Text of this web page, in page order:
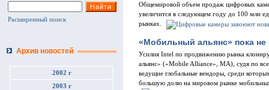
Расширенный поиск
Архив новостей
2002 г
2003 г
Общемировой объем продаж цифровых
увеличится в следующем году до 100 млн
рынках.
«Мобильный альянс» пока
Усилия Intel по продвижению рынка
альянс» («Mobile Alliance», MA), судя по
ведущие глобальные вендоры, среди
большую долю на мировом рынке